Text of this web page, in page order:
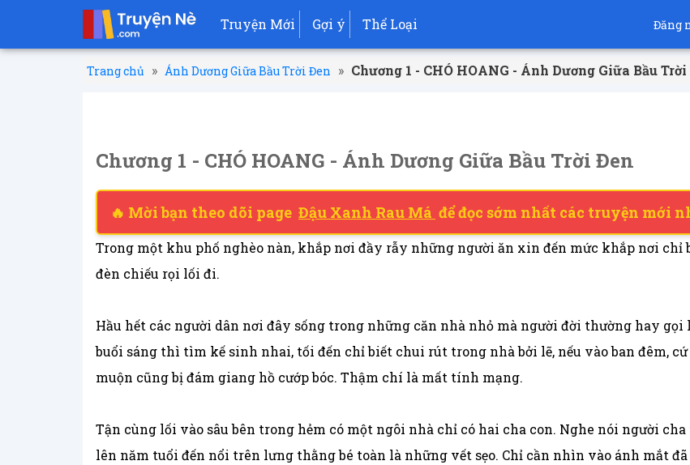
Truyện Mới Gợi ý Thể Loại Đăng
Trang chủ » Ánh Dương Giữa Bầu Trời Đen » Chương 1 - CHÓ HOANG - Ánh Dương Giữa Bầu
Chương 1 - CHÓ HOANG - Ánh Dương Giữa Bầu Trời Đen
🔥 Mời bạn theo dõi page Đậu Xanh Rau Má để đọc sớm nhất các truyện mới
Trong một khu phố nghèo nàn, khắp nơi đầy rẫy những người ăn xin đến mức khắp nơi chỉ
đèn chiếu rọi lối đi.
Hầu hết các người dân nơi đây sống trong những căn nhà nhỏ mà người đời thường hay gọi
buổi sáng thì tìm kế sinh nhai, tối đến chỉ biết chui rút trong nhà bởi lẽ, nếu vào ban đêm,
muộn cũng bị đám giang hồ cướp bóc. Thậm chí là mất tính mạng.
Tận cùng lối vào sâu bên trong hẻm có một ngôi nhà chỉ có hai cha con. Nghe nói người
lên năm tuổi đến nổi trên lưng thằng bé toàn là những vết sẹo. Chỉ cần nhìn vào ánh mắt